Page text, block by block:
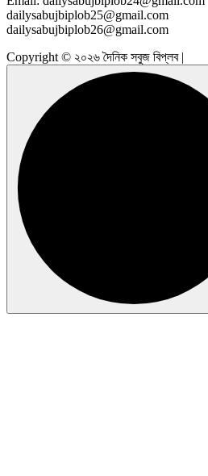
dailysabujbiplob25@gmail.com
dailysabujbiplob26@gmail.com
Copyright © ২০২৬ দৈনিক সবুজ বিপ্লব |